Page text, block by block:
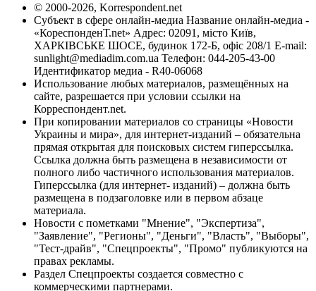
© 2000-2026, Korrespondent.net
Субъект в сфере онлайн-медиа Название онлайн-медиа -
«КореспонденТ.net» Адрес: 02091, місто Київ,
ХАРКІВСЬКЕ ШОСЕ, будинок 172-Б, офіс 208/1 E-mail:
sunlight@mediadim.com.ua Телефон: 044-205-43-00
Идентификатор медиа - R40-06068
Использование любых материалов, размещённых на
сайте, разрешается при условии ссылки на
Корреспондент.net.
При копировании материалов со страницы «Новости
Украины и мира», для интернет-изданий – обязательна
прямая открытая для поисковых систем гиперссылка.
Ссылка должна быть размещена в независимости от
полного либо частичного использования материалов.
Гиперссылка (для интернет- изданий) – должна быть
размещена в подзаголовке или в первом абзаце
материала.
Новости с пометками "Мнение", "Экспертиза",
"Заявление", "Регионы", "Деньги", "Власть", "Выборы",
"Тест-драйв", "Спецпроекты", "Промо" публикуются на
правах рекламы.
Раздел Спецпроекты создается совместно с
коммерческими партнерами.